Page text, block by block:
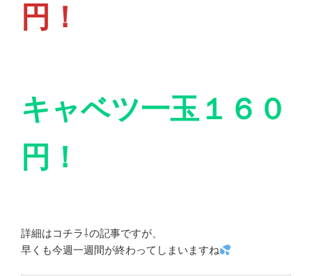
円！
キャベツ一玉１６０
円！
詳細はコチラ⇩の記事ですが、
早くも今週一週間が終わってしまいますね